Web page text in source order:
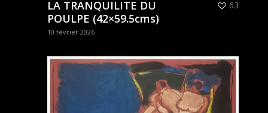
LA TRANQUILITE DU
POULPE (42×59.5cms)
10 février 2026
63